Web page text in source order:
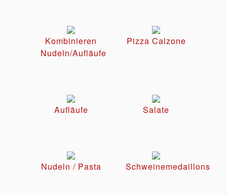
Kombinieren
Nudeln/Aufläufe
Pizza Calzone
Aufläufe Salate
Nudeln / Pasta Schweinemedaillons